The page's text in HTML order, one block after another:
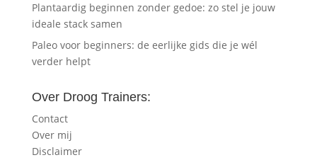
Plantaardig beginnen zonder gedoe: zo stel je jouw
ideale stack samen
Paleo voor beginners: de eerlijke gids die je wél
verder helpt
Over Droog Trainers:
Contact
Over mij
Disclaimer